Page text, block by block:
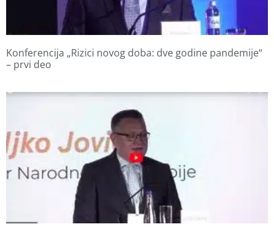
Konferencija „Rizici novog doba: dve godine pandemije“
– prvi deo